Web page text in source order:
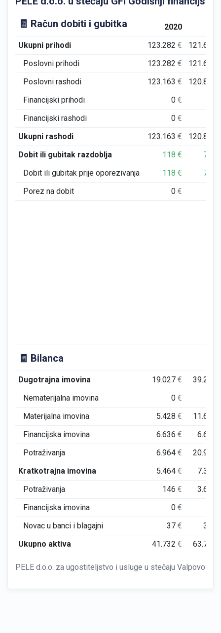
🧾 Račun dobiti i gubitka
2020
Ukupni prihodi
123.282€ 121.692
Poslovni prihodi
123.282€ 121.692
Poslovni rashodi
123.163€ 120.896
Financijski prihodi
0€
Financijski rashodi
0€
Ukupni rashodi
123.163€ 120.896
Dobit ili gubitak razdoblja
118€ 796
Dobit ili gubitak prije oporezivanja
118€ 796
Porez na dobit
0€
🧾 Bilanca
Dugotrajna imovina 19.027€ 39.216
Nematerijalna imovina
0€
Materijalna imovina
5.428€ 11.649
Financijska imovina
6.636€ 6.636
Potraživanja
6.964€ 20.931
Kratkotrajna imovina
5.464€ 7.340
Potraživanja
146€ 3.605
Financijska imovina
0€
Novac u banci i blagajni
37€ 314
Ukupno aktiva
41.732€ 63.797
PELE d.o.o. za ugostiteljstvo i usluge u stečaju Valpovo